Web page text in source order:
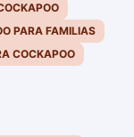
PARA FAMILIAS
COCKAPOO